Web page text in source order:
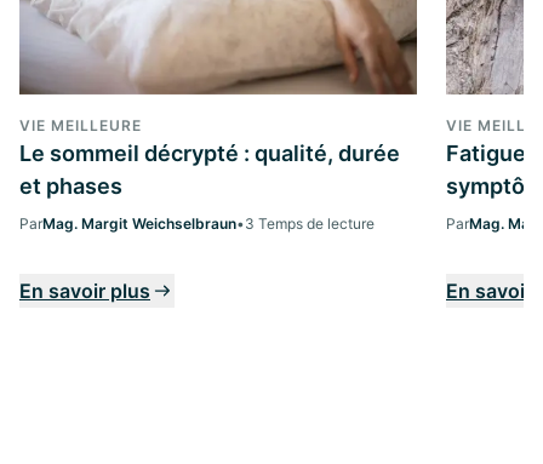
VIE MEILLEURE
Le sommeil décrypté : qualité, durée
et phases
ParMag. Margit Weichselbraun•3 Temps de lecture
En savoir plus
VIE
Fatigue
ParMag.
En savoir